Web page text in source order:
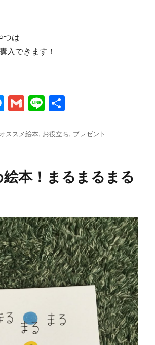
つは
入できます！
M
se
g
er
G
ai
Li
e
カ
オススメ絵本, お役立ち, プレゼント
本！まるまるまる